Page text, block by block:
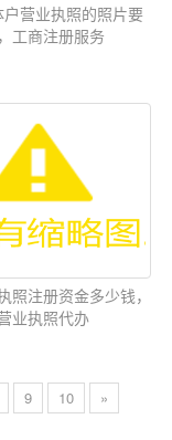
户营业执照的照片要
工商注册服务
照注册资金多少钱，
业执照代办
9 10 »